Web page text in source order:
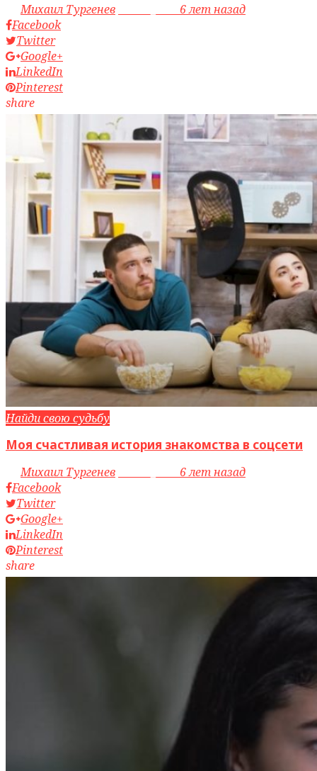
byМихаил Тургенев
6 лет назад
Facebook
Twitter
Google+
LinkedIn
Pinterest
share
Найди свою судьбу
Моя счастливая история знакомства в соцсети
byМихаил Тургенев
6 лет назад
Facebook
Twitter
Google+
LinkedIn
Pinterest
share